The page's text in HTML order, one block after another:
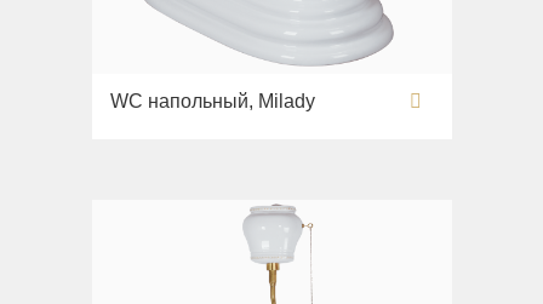
WC напольный, Milady